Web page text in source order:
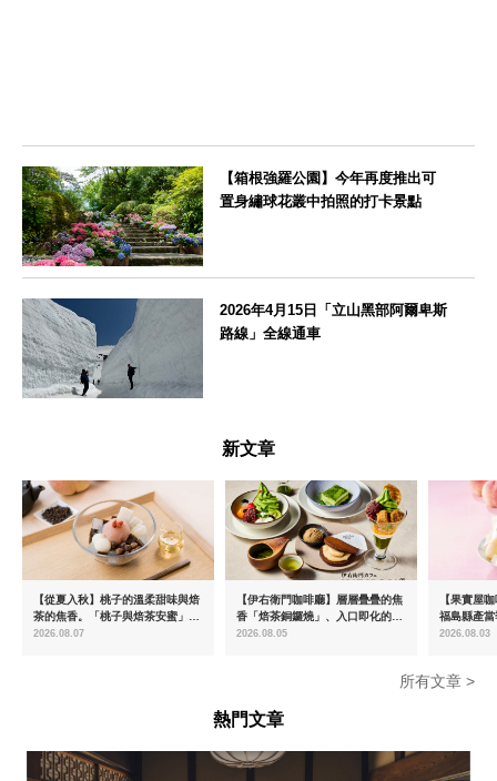
【箱根強羅公園】今年再度推出可
置身繡球花叢中拍照的打卡景點
2026年4月15日「立山黑部阿爾卑斯
路線」全線通車
新文章
【從夏入秋】桃子的溫柔甜味與焙
茶的焦香。「桃子與焙茶安蜜」將
於8月中旬起限時販售
2026.08.07
【伊右衛門咖啡廳】層層疊疊的焦
香「焙茶銅鑼燒」、入口即化的
「宇治抹茶提拉米蘇」全新登場
2026.08.05
【果實屋
福島縣產
2026.08.03
所有文章 >
熱門文章